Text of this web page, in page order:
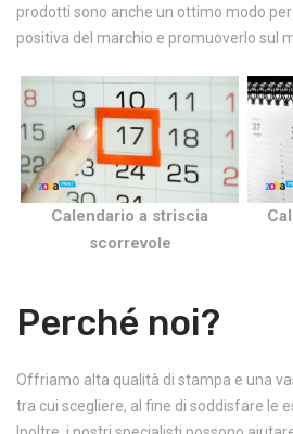
prodotti sono anche un ottimo modo
positiva del marchio e promuoverlo sul
Calendario a striscia
scorrevole
Perché noi?
Offriamo alta qualità di stampa e una
tra cui scegliere, al fine di soddisfare le